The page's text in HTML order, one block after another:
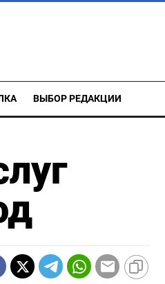
ВЫБОР РЕДАКЦИИ